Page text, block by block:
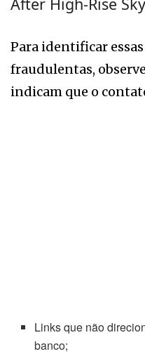
Para identificar
fraudulentas,
indicam que o
Links que não
banco;